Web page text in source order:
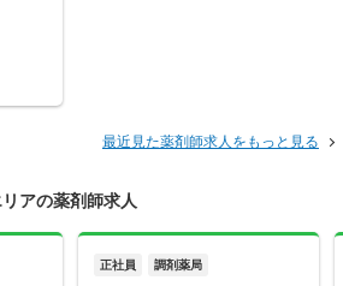
最近見た薬剤師求人をもっと見る
アの薬剤師求人
正社員 調剤薬局